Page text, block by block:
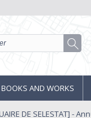
BOOKS AND WORKS
DE SELESTAT] -